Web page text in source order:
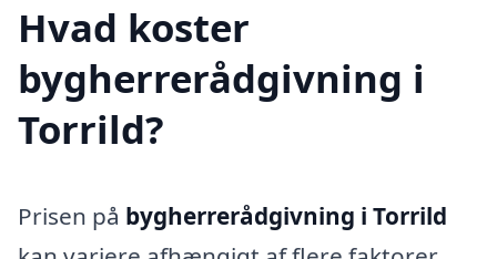
Hvad koster
bygherrerådgivning i
Torrild?
Prisen på bygherrerådgivning i Torrild